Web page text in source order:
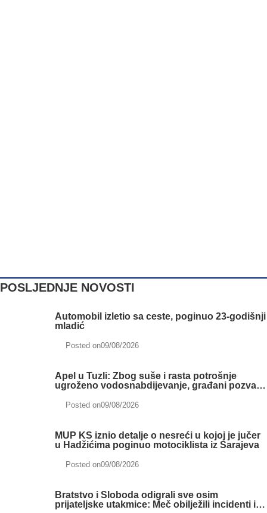
POSLJEDNJE NOVOSTI
Automobil izletio sa ceste, poginuo 23-godišnji
mladić
Posted on09/08/2026
Apel u Tuzli: Zbog suše i rasta potrošnje
ugroženo vodosnabdijevanje, građani pozvani
Posted on09/08/2026
MUP KS iznio detalje o nesreći u kojoj je jučer
u Hadžićima poginuo motociklista iz Sarajeva
Posted on09/08/2026
Bratstvo i Sloboda odigrali sve osim
prijateljske utakmice: Meč obilježili incidenti i